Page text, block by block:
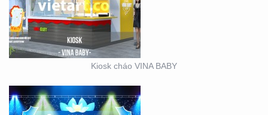
Kiosk cháo VINA BABY